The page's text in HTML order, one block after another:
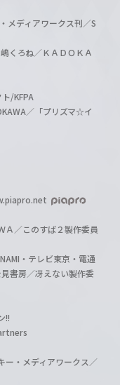
ディアワークス刊／S
くろね／ＫＡＤＯＫＡ
/KFPA
／「プリズマ☆イ
Ａ／このすば２製作委員
・テレビ東京・電通
書房／冴えない製作委
!!
・メディアワークス／